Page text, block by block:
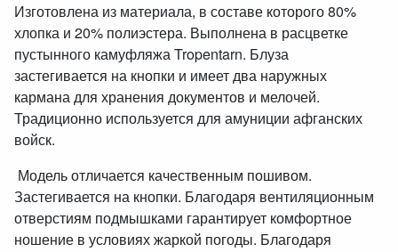
Изготовлена из материала, в составе которого 80%
хлопка и 20% полиэстера. Выполнена в расцветке
пустынного камуфляжа Tropentarn. Блуза
застегивается на кнопки и имеет два наружных
кармана для хранения документов и мелочей.
Традиционно используется для амуниции афганских
войск.
Модель отличается качественным пошивом.
Застегивается на кнопки. Благодаря вентиляционным
отверстиям подмышками гарантирует комфортное
ношение в условиях жаркой погоды. Благодаря